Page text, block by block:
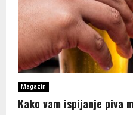
Magazin
Kako vam ispijanje piva